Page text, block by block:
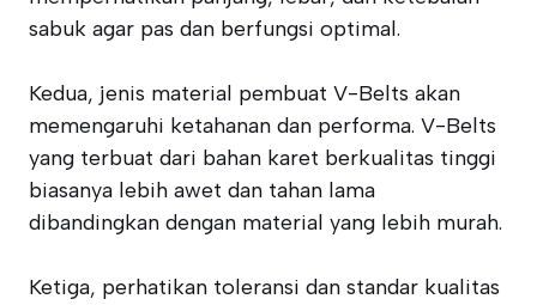
sabuk agar pas dan berfungsi optimal.
Kedua, jenis material pembuat V-Belts akan
memengaruhi ketahanan dan performa. V-Belts
yang terbuat dari bahan karet berkualitas tinggi
biasanya lebih awet dan tahan lama
dibandingkan dengan material yang lebih murah.
Ketiga, perhatikan toleransi dan standar kualitas